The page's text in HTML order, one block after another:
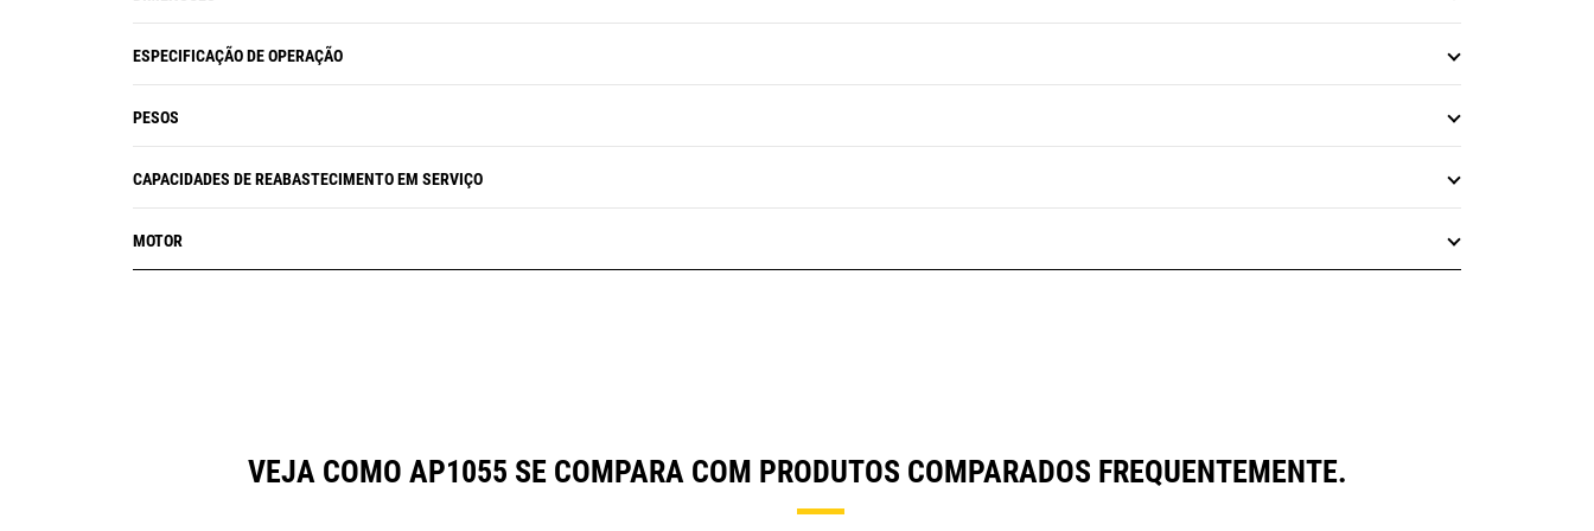
ESPECIFICAÇÃO DE OPERAÇÃO
PESOS
CAPACIDADES DE REABASTECIMENTO EM SERVIÇO
MOTOR
VEJA COMO AP1055 SE COMPARA COM PRODUTOS COMPARADOS FREQUENTEMENTE.